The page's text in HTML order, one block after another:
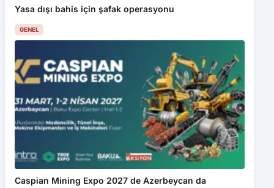
Yasa dışı bahis için şafak operasyonu
GENEL
Caspian Mining Expo 2027 de Azerbeycan da